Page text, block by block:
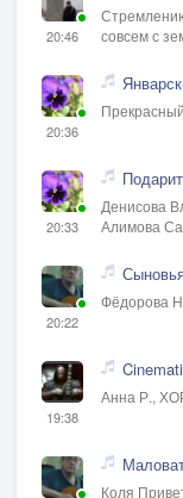
20:46
совсем с
20:36
20:33
Денисова
Алимова
20:22
Фёдорова
19:38
Анна Р.,
Коля